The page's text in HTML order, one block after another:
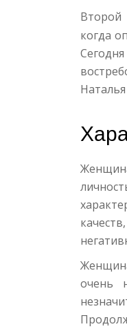
Второй
когда
очень